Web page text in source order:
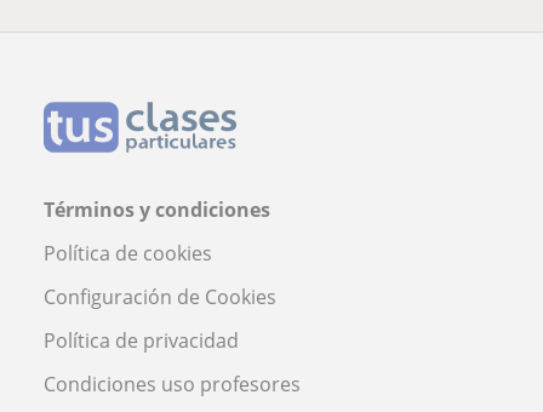
Términos y condiciones
Política de cookies
Configuración de Cookies
Política de privacidad
Condiciones uso profesores